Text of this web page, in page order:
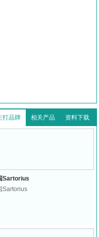
打品牌 相关产品 资料下载
Sartorius
Sartorius